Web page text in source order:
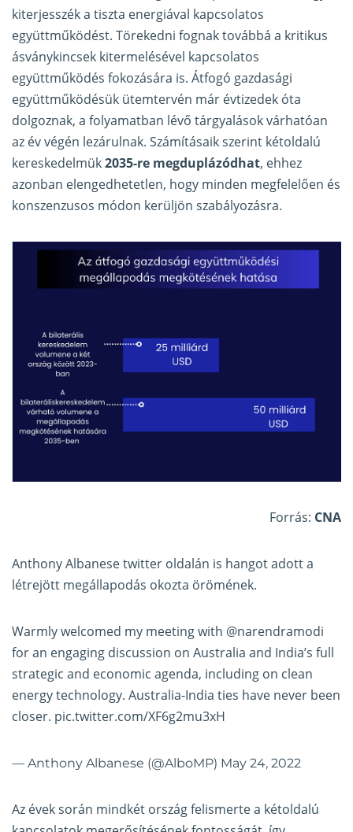
kiterjesszék a tiszta energiával kapcsolatos
együttműködést. Törekedni fognak továbbá a kritikus
ásványkincsek kitermelésével kapcsolatos
együttműködés fokozására is. Átfogó gazdasági
együttműködésük ütemtervén már évtizedek óta
dolgoznak, a folyamatban lévő tárgyalások várhatóan
az év végén lezárulnak. Számításaik szerint kétoldalú
kereskedelmük2035-re megduplázódhat, ehhez
azonban elengedhetetlen, hogy minden megfelelően és
konszenzusos módon kerüljön szabályozásra.
Forrás: CNA
Anthony Albanese twitter oldalán is hangot adott a
létrejött megállapodás okozta örömének.
Warmly welcomed my meeting with @narendramodi
for an engaging discussion on Australia and India’s full
strategic and economic agenda, including on clean
energy technology. Australia-India ties have never been
closer. pic.twitter.com/XF6g2mu3xH
— Anthony Albanese (@AlboMP) May 24, 2022
Az évek során mindkét ország felismerte a kétoldalú